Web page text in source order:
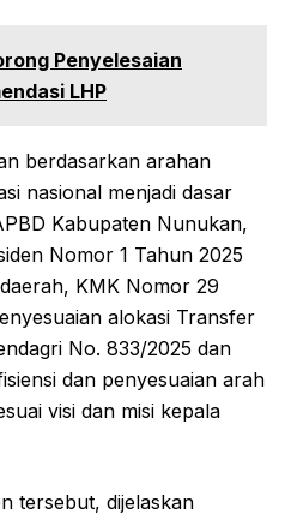
Penyelesaian
LHP
berdasarkan arahan
nasional menjadi dasar
Kabupaten Nunukan,
Nomor 1 Tahun 2025
KMK Nomor 29
alokasi Transfer
No. 833/2025 dan
dan penyesuaian arah
visi dan misi kepala
tersebut, dijelaskan